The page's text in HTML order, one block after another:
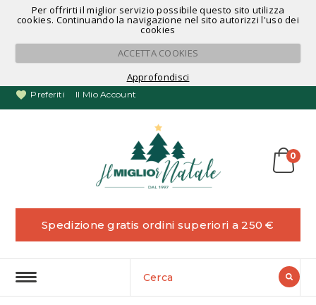
Per offrirti il miglior servizio possibile questo sito utilizza
cookies. Continuando la navigazione nel sito autorizzi l'uso dei
cookies
ACCETTA COOKIES
Approfondisci
Noleggio Alberi di Natale
Preferiti Il Mio Account
0
Spedizione gratis ordini superiori a 250 €